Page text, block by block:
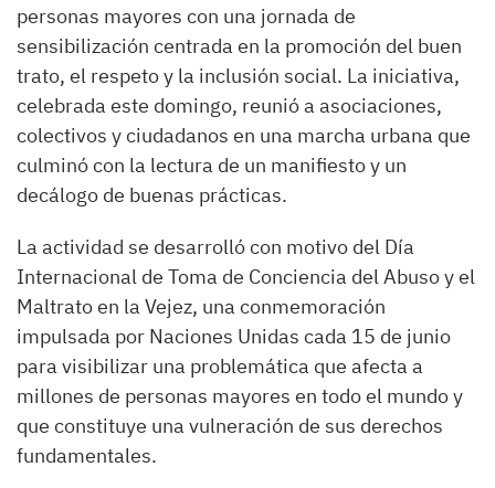
personas mayores con una jornada de
sensibilización centrada en la promoción del buen
trato, el respeto y la inclusión social. La iniciativa,
celebrada este domingo, reunió a asociaciones,
colectivos y ciudadanos en una marcha urbana que
culminó con la lectura de un manifiesto y un
decálogo de buenas prácticas.
La actividad se desarrolló con motivo del Día
Internacional de Toma de Conciencia del Abuso y el
Maltrato en la Vejez, una conmemoración
impulsada por Naciones Unidas cada 15 de junio
para visibilizar una problemática que afecta a
millones de personas mayores en todo el mundo y
que constituye una vulneración de sus derechos
fundamentales.